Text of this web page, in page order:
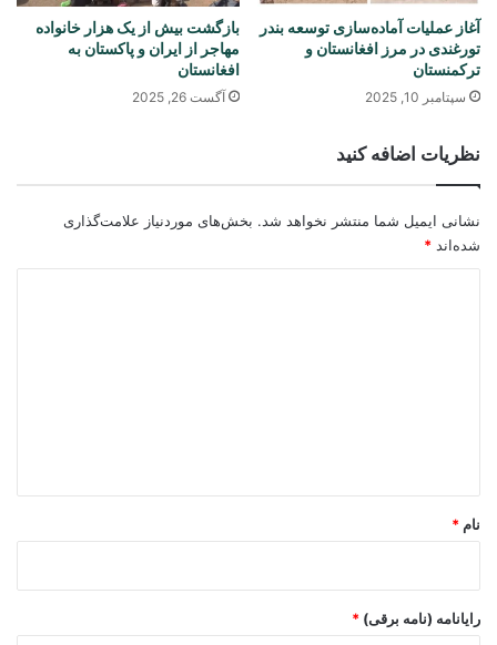
آغاز عملیات آماده‌سازی توسعه بندر
تورغندی در مرز افغانستان و
ترکمنستان
سپتامبر 10, 2025
بازگشت بیش از یک هزار خانواده
مهاجر از ایران و پاکستان به
افغانستان
آگست 26, 2025
نظریات اضافه کنید
نشانی ایمیل شما منتشر نخواهد شد. بخش‌های موردنیاز علامت‌گذاری
شده‌اند *
نام *
رایانامه (نامه برقی) *